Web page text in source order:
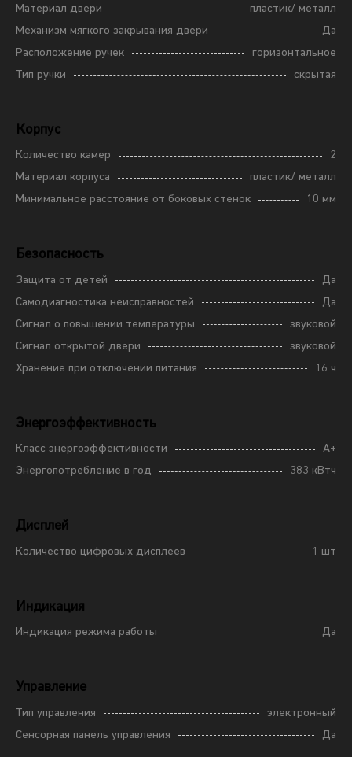
Материал двери
пластик/ металл
Механизм мягкого закрывания двери
Да
Расположение ручек
горизонтальное
Тип ручки
скрытая
Корпус
Количество камер
2
Материал корпуса
пластик/ металл
Минимальное расстояние от боковых стенок
10 мм
Безопасность
Защита от детей
Да
Самодиагностика неисправностей
Да
Сигнал о повышении температуры
звуковой
Сигнал открытой двери
звуковой
Хранение при отключении питания
16 ч
Энергоэффективность
Класс энергоэффективности
A+
Энергопотребление в год
383 кВтч
Дисплей
Количество цифровых дисплеев 1 шт
Индикация
Индикация режима работы Да
Управление
Тип управления
электронный
Сенсорная панель управления
Да